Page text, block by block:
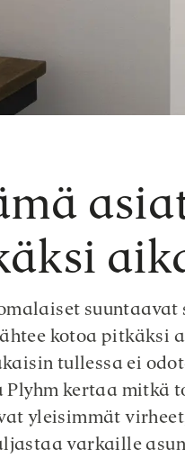
suuntaavat
kotoa
tullessa ei
Plyhm kertaa mitkä
yleisimmät
varkaille